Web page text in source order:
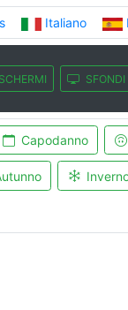
Italiano
SFONDI
Capodanno